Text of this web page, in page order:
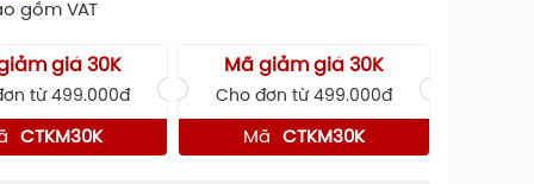
gồm VAT
giá 30K
từ 499.000đ
CTKM30K
Mã giảm giá 30K
Cho đơn từ 499.000đ
Mã CTKM30K